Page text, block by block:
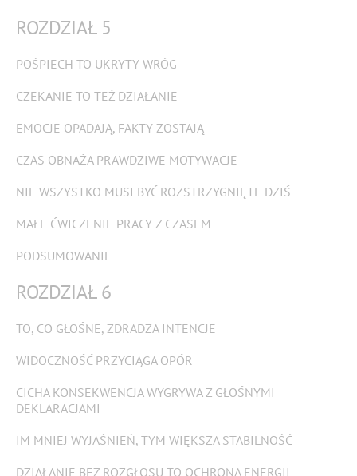
ROZDZIAŁ 5
POŚPIECH TO UKRYTY WRÓG
CZEKANIE TO TEŻ DZIAŁANIE
EMOCJE OPADAJĄ, FAKTY ZOSTAJĄ
CZAS OBNAŻA PRAWDZIWE MOTYWACJE
NIE WSZYSTKO MUSI BYĆ ROZSTRZYGNIĘTE DZIŚ
MAŁE ĆWICZENIE PRACY Z CZASEM
PODSUMOWANIE
ROZDZIAŁ 6
TO, CO GŁOŚNE, ZDRADZA INTENCJE
WIDOCZNOŚĆ PRZYCIĄGA OPÓR
CICHA KONSEKWENCJA WYGRYWA Z GŁOŚNYMI
DEKLARACJAMI
IM MNIEJ WYJAŚNIEŃ, TYM WIĘKSZA STABILNOŚĆ
DZIAŁANIE BEZ ROZGŁOSU TO OCHRONA ENERGII